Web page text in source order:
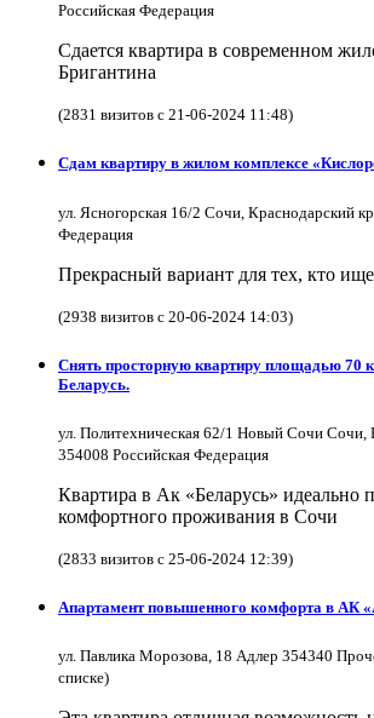
Российская Федерация
Сдается квартира в современном
Бригантина
(2831 визитов с 21-06-2024 11:48)
Сдам квартиру в жилом комплексе
ул. Ясногорская 16/2 Сочи, Краснодарский
Федерация
Прекрасный вариант для тех, кто
(2938 визитов с 20-06-2024 14:03)
Снять просторную квартиру площадью 70
Беларусь.
ул. Политехническая 62/1 Новый Сочи Сочи,
354008 Российская Федерация
Квартира в Ак «Беларусь» идеально
комфортного проживания в Сочи
(2833 визитов с 25-06-2024 12:39)
Апартамент повышенного комфорта в АК
ул. Павлика Морозова, 18 Адлер 354340
списке)